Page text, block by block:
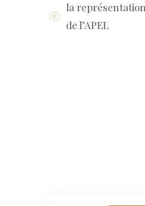
la
de l’APEL